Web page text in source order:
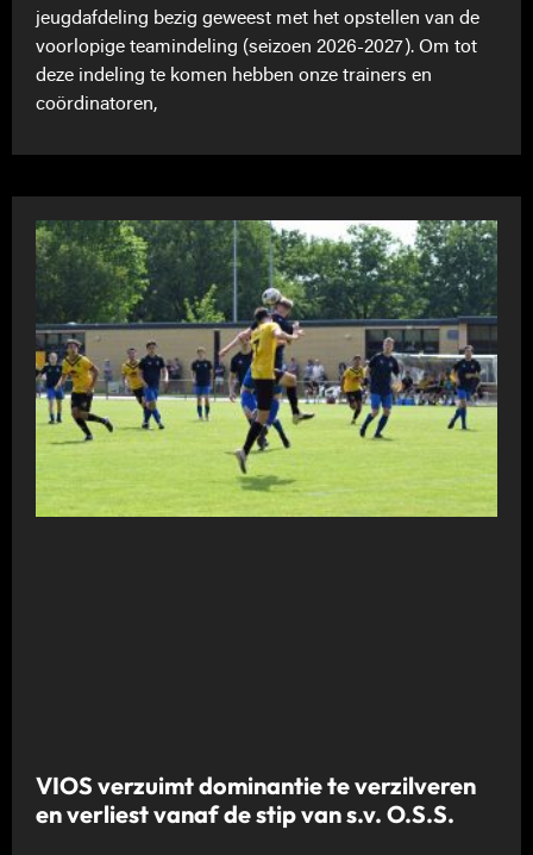
jeugdafdeling bezig geweest met het opstellen van de
voorlopige teamindeling (seizoen 2026-2027). Om tot
deze indeling te komen hebben onze trainers en
coördinatoren,
VIOS verzuimt dominantie te verzilveren
en verliest vanaf de stip van s.v. O.S.S.